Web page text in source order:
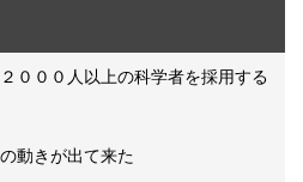
０００人以上の科学者を採用する
動きが出て来た